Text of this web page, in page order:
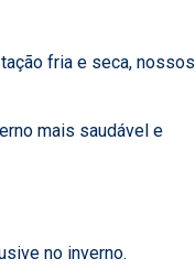
fria e seca, nossos
mais saudável e
no inverno.